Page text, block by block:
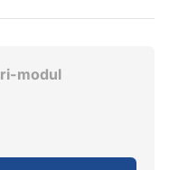
ri-modul